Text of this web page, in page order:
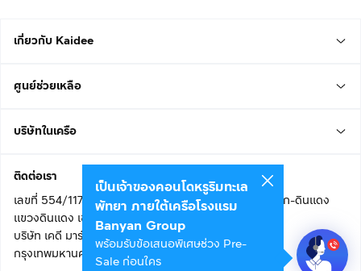
เกี่ยวกับ Kaidee
ศูนย์ช่วยเหลือ
บริษัทในเครือ
ติดต่อเรา
เลขที่ 554/117 อาคารสกายไนน์ เซ็นเตอร์ ชั้น 22 ถนนอโศก-ดินแดง
แขวงดินแดง เขตดินแดง
บริษัท เคดี มาร์เก็ตเพลส จำกัด (สำนักงานใหญ่)
กรุงเทพมหานคร 10400
เป็นเจ้าของคอนโดหรูริมทะเล
พัทยา ภายใต้เครือโรงแรม
Banyan Group
พร้อมรับข้อเสนอพิเศษช่วง Pre-
Sale ก่อนใคร